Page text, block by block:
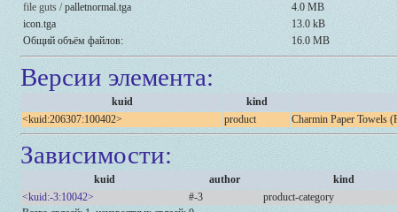
file guts /palletnormal.tga
4.0 MB
icon.tga
13.0 kB
Общий объём файлов:
16.0 MB
Версии элемента:
kuid
kind
<kuid:206307:100402>
product Charmin Paper Towels
Зависимости:
kuid author
kind
<kuid:-3:10042>
#-3
product-category